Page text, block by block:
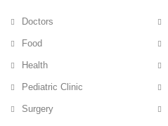
Doctors
Food
Health
Pediatric Clinic
Surgery